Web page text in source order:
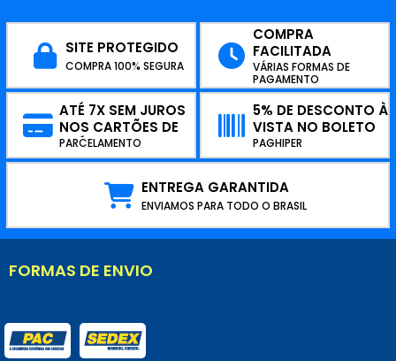
SITE PROTEGIDO
COMPRA 100% SEGURA
COMPRA
FACILITADA
VÁRIAS FORMAS DE
PAGAMENTO
ATÉ 7X SEM JUROS
NOS CARTÕES DE
CRÉDITO
PARCELAMENTO
5% DE DESCONTO À
VISTA NO BOLETO
PAGHIPER
ENTREGA GARANTIDA
ENVIAMOS PARA TODO O BRASIL
FORMAS DE ENVIO